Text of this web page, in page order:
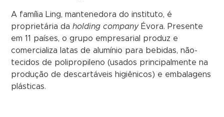
A família Ling, mantenedora do instituto, é
proprietária daholding companyÉvora. Presente
em 11 países, o grupo empresarial produz e
comercializa latas de alumínio para bebidas, não-
tecidos de polipropileno (usados principalmente na
produção de descartáveis higiênicos) e embalagens
plásticas.